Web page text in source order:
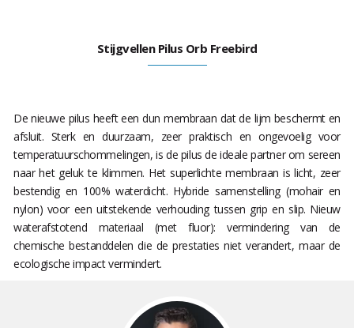
Stijgvellen Pilus Orb Freebird
De nieuwe pilus heeft een dun membraan dat de lijm beschermt en
afsluit. Sterk en duurzaam, zeer praktisch en ongevoelig voor
temperatuurschommelingen, is de pilus de ideale partner om sereen
naar het geluk te klimmen. Het superlichte membraan is licht, zeer
bestendig en 100% waterdicht. Hybride samenstelling (mohair en
nylon) voor een uitstekende verhouding tussen grip en slip. Nieuw
waterafstotend materiaal (met fluor): vermindering van de
chemische bestanddelen die de prestaties niet verandert, maar de
ecologische impact vermindert.